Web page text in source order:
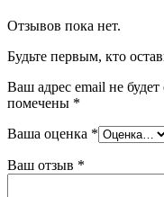
Отзывов пока нет.
Будьте первым, кто
Ваш адрес email не
помечены *
Ваша оценка *
Ваш отзыв *